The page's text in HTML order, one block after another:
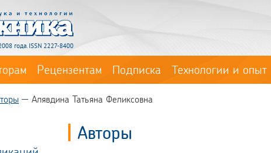
года. ISSN 2227-8400
Рецензентам Подписка Технологии и опыт
Алявдина Татьяна Феликсовна
Авторы